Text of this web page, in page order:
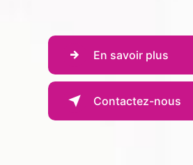
En savoir plus
Contactez-nous